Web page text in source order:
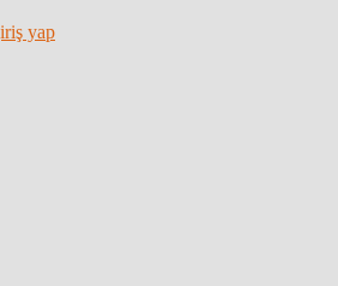
yap